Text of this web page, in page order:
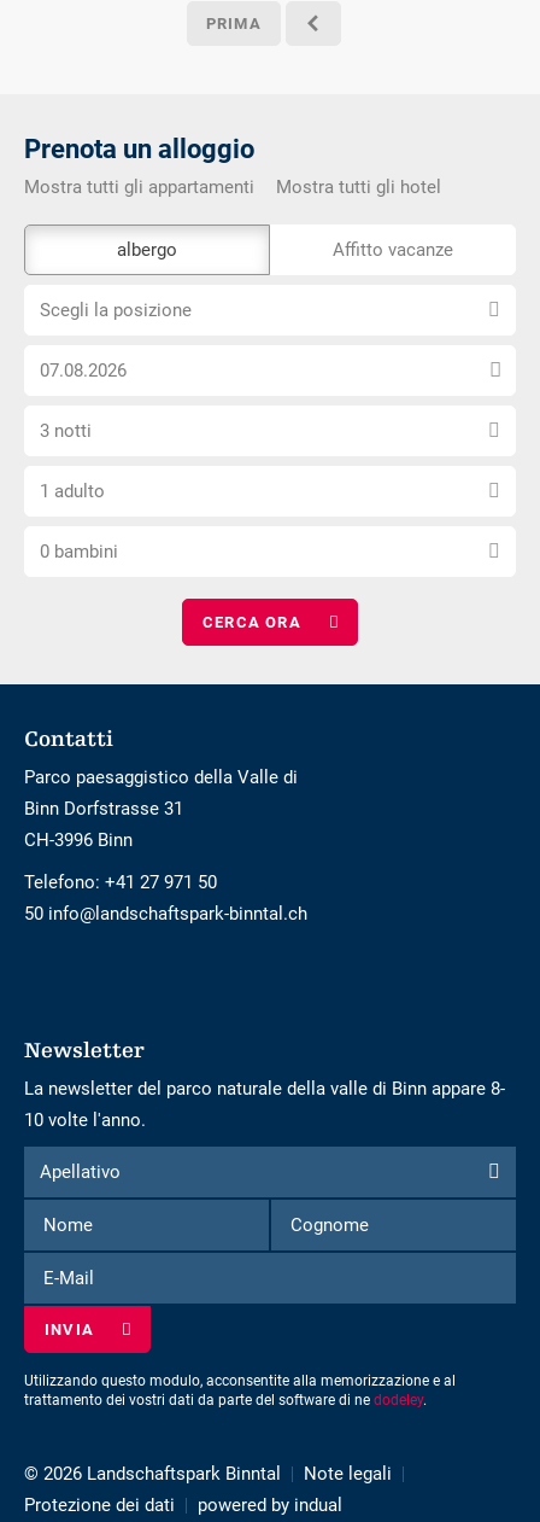
PRIMA o
Prenota un alloggio
Mostra tutti gli appartamenti Mostra tutti gli hotel
strumento
esterno
albergo Affitto vacanze
Scegli
posizione
Scegli la posizione
Scegli
data
arrivo
Seleziona
numero
notti
3 notti
Scegli
numero
1 adulto
Scegli
0 bambini
Footer
Contatti
Parco paesaggistico della Valle di
Binn Dorfstrasse 31
CH-3996 Binn
Telefono: +41 27 971 50
50 info@landschaftspark-binntal.ch
Newsletter
La newsletter del parco naturale della valle di Binn appare 8-
10 volte l'anno.
Modulo
per
iscriversi
alla
newsletter
Apellativo
Apellativo
Nome
Cognome
Mail
Utilizzando questo modulo, acconsentite alla memorizzazione e al
trattamento dei vostri dati da parte del software di ne dodeley.
© 2026 Landschaftspark Binntal
Note legali
Protezione dei dati
powered by indual